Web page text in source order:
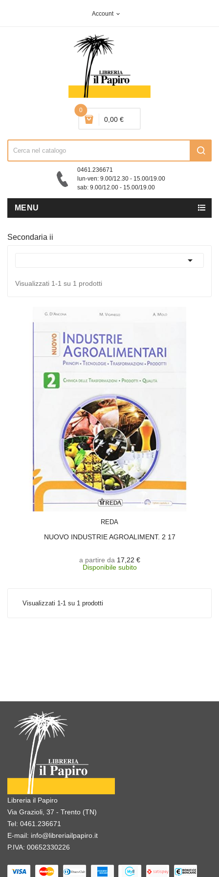
Account expand_more
0
0,00 €
0461.236671
lun-ven: 9.00/12.30 - 15.00/19.00
sab: 9.00/12.00 - 15.00/19.00
MENU
Secondaria ii

Visualizzati 1-1 su 1 prodotti
REDA
NUOVO INDUSTRIE AGROALIMENT. 2 17
a partire da 17,22 €
Disponibile subito
Visualizzati 1-1 su 1 prodotti
Libreria il Papiro
Via Grazioli, 37 - Trento (TN)
Tel: 0461.236671
E-mail: info@libreriailpapiro.it
P.IVA: 00652330226